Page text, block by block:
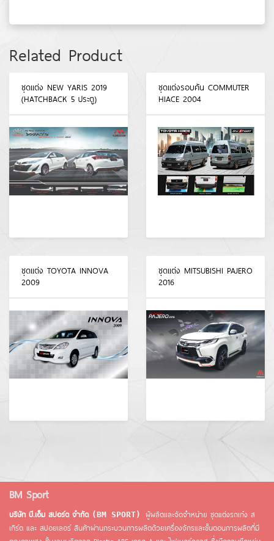
Related Product
ชุดแต่ง NEW YARIS 2019
(HATCHBACK 5 ประตู)
ชุดแต่งรอบคัน COMMUTER
HIACE 2004
ชุดแต่ง TOYOTA INNOVA
2009
ชุดแต่ง MITSUBISHI PAJERO
2016
BM Sport
บริษัท บี.เอ็ม สปอร์ต จำกัด (BM SPORT)
ผู้ผลิตและจัดจำหน่าย ชุดแต่งรถเก๋ง ส
เกิร์ต และ สปอยเลอร์ สินค้าผ่านกระบวนการผลิตด้วยเครื่องจักรและขั้นตอนการผลิตที่มี